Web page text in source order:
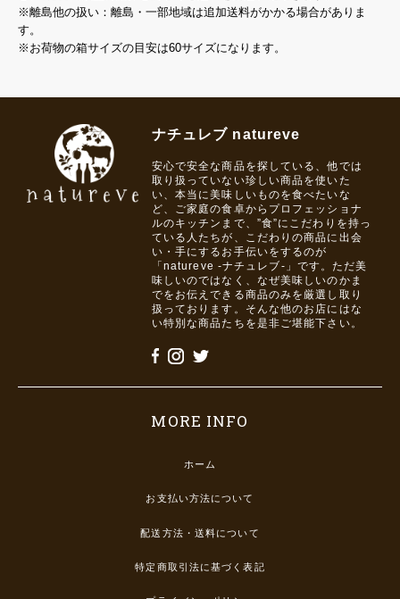
※離島他の扱い：離島・一部地域は追加送料がかかる場合がありま
す。
※お荷物の箱サイズの目安は60サイズになります。
ナチュレブ natureve
安心で安全な商品を探している、他では
取り扱っていない珍しい商品を使いた
い、本当に美味しいものを食べたいな
ど、ご家庭の食卓からプロフェッショナ
ルのキッチンまで、”食”にこだわりを持っ
ている人たちが、こだわりの商品に出会
い・手にするお手伝いをするのが
「natureve -ナチュレブ-」です。ただ美
味しいのではなく、なぜ美味しいのかま
でをお伝えできる商品のみを厳選し取り
扱っております。そんな他のお店にはな
い特別な商品たちを是非ご堪能下さい。
MORE INFO
ホーム
お支払い方法について
配送方法・送料について
特定商取引法に基づく表記